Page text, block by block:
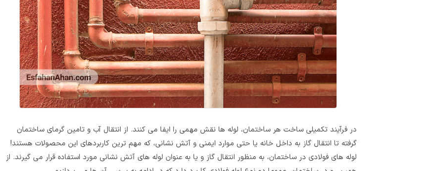
در فرآیند تکمیلی ساخت هر ساختمان، لوله‌ ها نقش مهمی را ایفا می‌ کنند. از انتقال آب و تامین گرمای ساختمان
گرفته تا انتقال گاز به داخل خانه یا حتی موارد ایمنی و آتش‌ نشانی، که مهم ترین کاربردهای این محصولات هستند!
لوله‌ های فولادی در ساختمان، به منظور انتقال گاز و یا به عنوان لوله‌ های آتش‌ نشانی مورد استفاده قرار می‌ گیرند. از